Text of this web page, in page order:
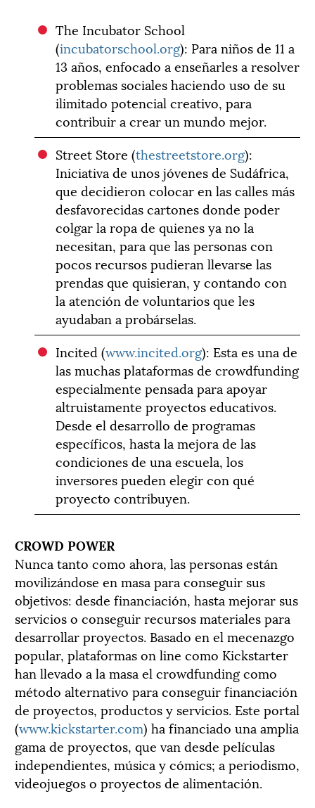
The Incubator School
(incubatorschool.org): Para niños de 11 a
13 años, enfocado a enseñarles a resolver
problemas sociales haciendo uso de su
ilimitado potencial creativo, para
contribuir a crear un mundo mejor.
Street Store (thestreetstore.org):
Iniciativa de unos jóvenes de Sudáfrica,
que decidieron colocar en las calles más
desfavorecidas cartones donde poder
colgar la ropa de quienes ya no la
necesitan, para que las personas con
pocos recursos pudieran llevarse las
prendas que quisieran, y contando con
la atención de voluntarios que les
ayudaban a probárselas.
Incited (www.incited.org): Esta es una de
las muchas plataformas de crowdfunding
especialmente pensada para apoyar
altruistamente proyectos educativos.
Desde el desarrollo de programas
específicos, hasta la mejora de las
condiciones de una escuela, los
inversores pueden elegir con qué
proyecto contribuyen.
CROWD POWER
Nunca tanto como ahora, las personas están
movilizándose en masa para conseguir sus
objetivos: desde financiación, hasta mejorar sus
servicios o conseguir recursos materiales para
desarrollar proyectos. Basado en el mecenazgo
popular, plataformas on line como Kickstarter
han llevado a la masa el crowdfunding como
método alternativo para conseguir financiación
de proyectos, productos y servicios. Este portal
(www.kickstarter.com) ha financiado una amplia
gama de proyectos, que van desde películas
independientes, música y cómics; a periodismo,
videojuegos o proyectos de alimentación.